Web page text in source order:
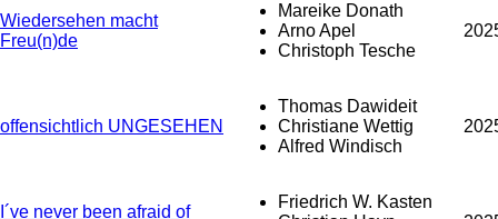
Wiedersehen macht
Freu(n)de
Mareike Donath
Arno Apel
Christoph Tesche
offensichtlich UNGESEHEN
Thomas Dawideit
Christiane Wettig
Alfred Windisch
I´ve never been afraid of
Friedrich W. Kasten